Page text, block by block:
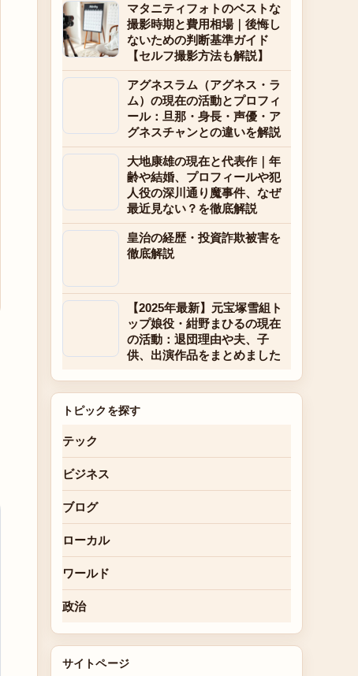
マタニティフォトのベストな
撮影時期と費用相場｜後悔し
ないための判断基準ガイド
【セルフ撮影方法も解説】
アグネスラム（アグネス・ラ
ム）の現在の活動とプロフィ
ール：旦那・身長・声優・ア
グネスチャンとの違いを解説
大地康雄の現在と代表作｜年
齢や結婚、プロフィールや犯
人役の深川通り魔事件、なぜ
最近見ない？を徹底解説
皇治の経歴・投資詐欺被害を
徹底解説
【2025年最新】元宝塚雪組ト
ップ娘役・紺野まひるの現在
の活動：退団理由や夫、子
供、出演作品をまとめました
トピックを探す
テック
ビジネス
ブログ
ローカル
ワールド
政治
サイトページ